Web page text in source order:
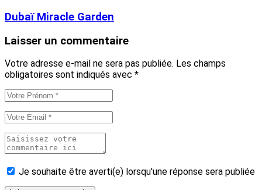
Dubaï Miracle Garden
Laisser un commentaire
Votre adresse e-mail ne sera pas publiée. Les champs
obligatoires sont indiqués avec *
Je souhaite être averti(e) lorsqu'une réponse sera publiée